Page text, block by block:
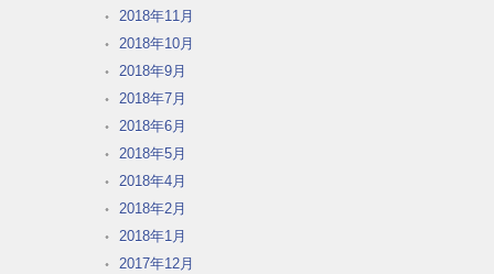
2018年11月
2018年10月
2018年9月
2018年7月
2018年6月
2018年5月
2018年4月
2018年2月
2018年1月
2017年12月